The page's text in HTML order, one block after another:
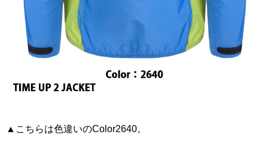
▲こちらは色違いのColor2640。